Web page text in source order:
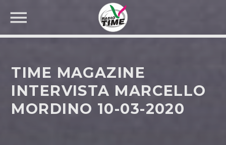
CERCA NEL SITO WEB:
TIME MAGAZINE
INTERVISTA MARCELLO
MORDINO 10-03-2020